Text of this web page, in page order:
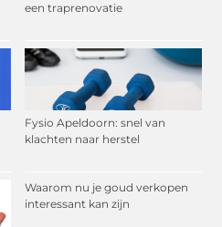
een traprenovatie
Fysio Apeldoorn: snel van
klachten naar herstel
Waarom nu je goud verkopen
interessant kan zijn